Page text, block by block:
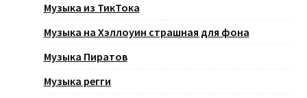
Музыка из ТикТока
Музыка на Хэллоуин страшная для фона
Музыка Пиратов
Музыка регги